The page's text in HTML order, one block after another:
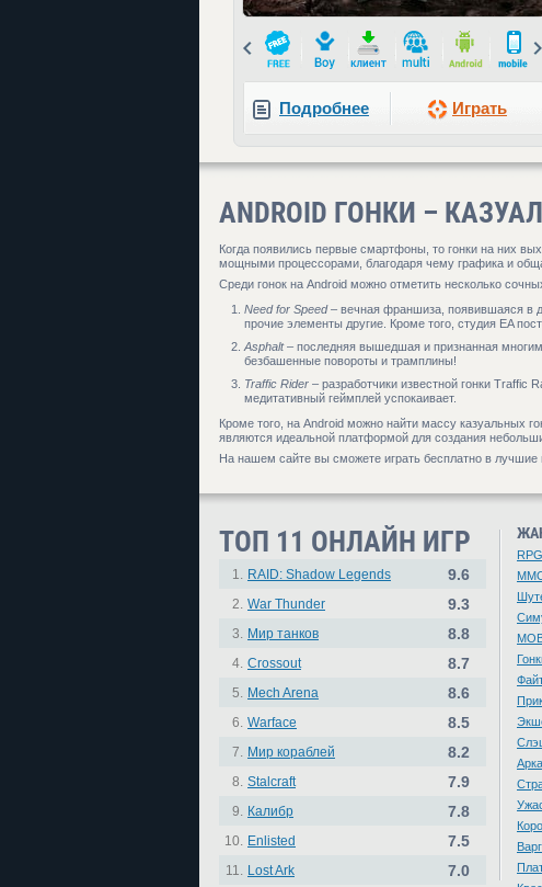
Prev
Подробнее Играть
ANDROID ГОНКИ –
Когда появились первые смартфоны, то гонки на них
мощными процессорами, благодаря чему графика и
Среди гонок на Android можно отметить несколько
Need for Speed– вечная франшиза, появившаяся в
прочие элементы другие. Кроме того, студия EA
Asphalt– последняя вышедшая и признанная
безбашенные повороты и трамплины!
Traffic Rider – разработчики известной гонки Traffic
медитативный геймплей успокаивает.
Кроме того, на Android можно найти массу казуальных
являются идеальной платформой для создания
На нашем сайте вы сможете играть бесплатно в лучшие
ТОП 11 ОНЛАЙН ИГР
1. RAID: Shadow Legends 9.6
2. War Thunder 9.3
3. Мир танков 8.8
4. Crossout 8.7
5. Mech Arena 8.6
6. Warface 8.5
7. Мир кораблей 8.2
8. Stalcraft 7.9
9. Калибр 7.8
10. Enlisted 7.5
11. Lost Ark 7.0
RPG